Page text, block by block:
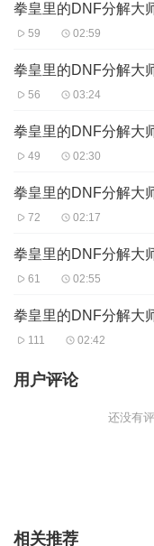
拳皇里的DNF分解大
59 02:59
拳皇里的DNF分解大
56 03:24
拳皇里的DNF分解大
49 02:30
拳皇里的DNF分解大
72 02:17
拳皇里的DNF分解大
61 02:55
拳皇里的DNF分解大
111 02:42
用户评论
还没有
相关推荐